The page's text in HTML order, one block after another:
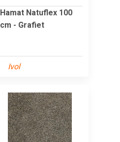
Hamat Natuflex 100
cm - Grafiet
Ivol